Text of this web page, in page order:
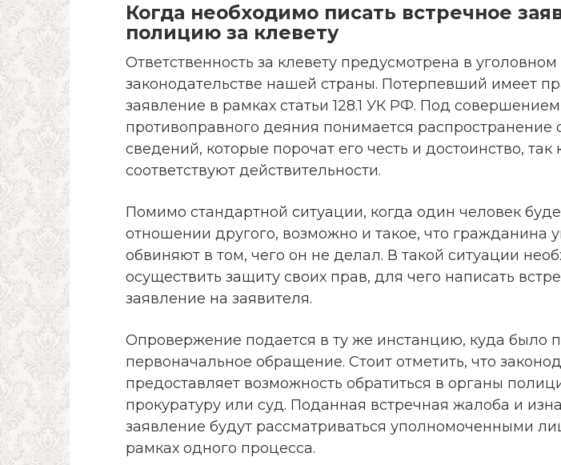
Когда необходимо писать встречное
полицию за клевету
Ответственность за клевету предусмотрена в уголовном
законодательстве нашей страны. Потерпевший имеет
заявление в рамках статьи 128.1 УК РФ. Под
противоправного деяния понимается распространение
сведений, которые порочат его честь и достоинство, так
соответствуют действительности.
Помимо стандартной ситуации, когда один человек
отношении другого, возможно и такое, что гражданина
обвиняют в том, чего он не делал. В такой ситуации
осуществить защиту своих прав, для чего написать
заявление на заявителя.
Опровержение подается в ту же инстанцию, куда было
первоначальное обращение. Стоит отметить, что
предоставляет возможность обратиться в органы
прокуратуру или суд. Поданная встречная жалоба и
заявление будут рассматриваться уполномоченными
рамках одного процесса.